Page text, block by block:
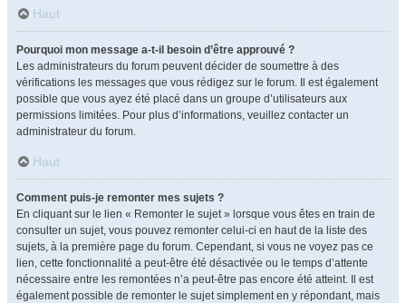
Haut
Pourquoi mon message a-t-il besoin d’être approuvé ?
Les administrateurs du forum peuvent décider de soumettre à des
vérifications les messages que vous rédigez sur le forum. Il est également
possible que vous ayez été placé dans un groupe d’utilisateurs aux
permissions limitées. Pour plus d’informations, veuillez contacter un
administrateur du forum.
Haut
Comment puis-je remonter mes sujets ?
En cliquant sur le lien « Remonter le sujet » lorsque vous êtes en train de
consulter un sujet, vous pouvez remonter celui-ci en haut de la liste des
sujets, à la première page du forum. Cependant, si vous ne voyez pas ce
lien, cette fonctionnalité a peut-être été désactivée ou le temps d’attente
nécessaire entre les remontées n’a peut-être pas encore été atteint. Il est
également possible de remonter le sujet simplement en y répondant, mais